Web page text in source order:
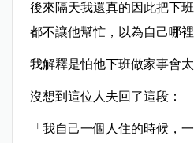
後來隔天我還真的因此把下
都不讓他幫忙，以為自己哪
我解釋是怕他下班做家事會
沒想到這位人夫回了這段：
「我自己一個人住的時候，